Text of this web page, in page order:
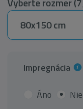
80x150 cm
Impregnácia
Áno Nie